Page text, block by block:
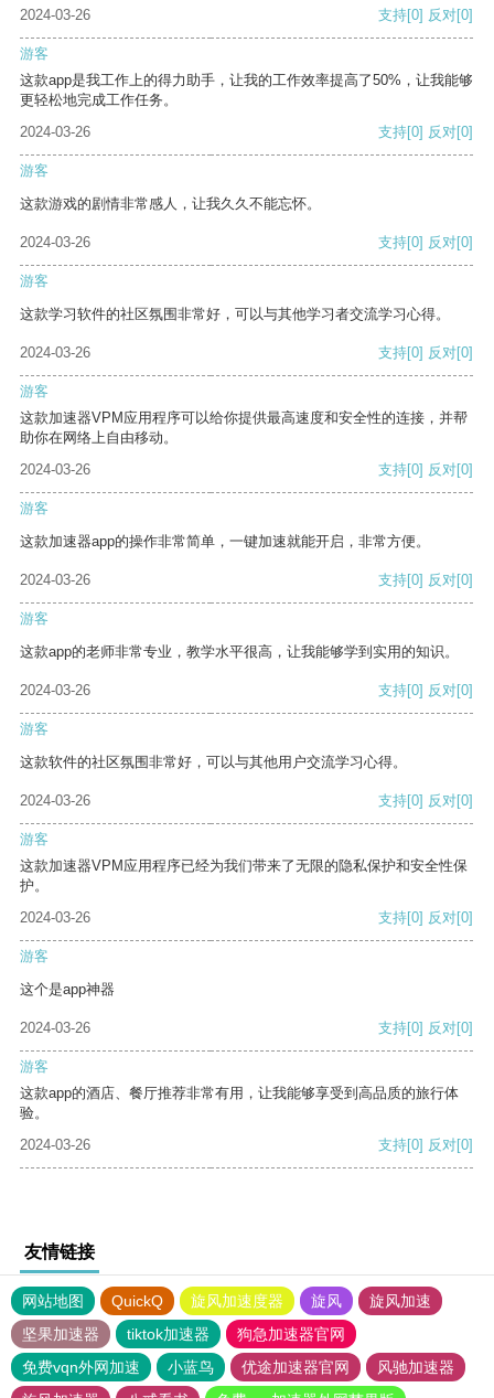
2024-03-26 支持[0] 反对[0]
游客
这款app是我工作上的得力助手，让我的工作效率提高了50%，让我能够
更轻松地完成工作任务。
2024-03-26
支持[0] 反对[0]
游客
这款游戏的剧情非常感人，让我久久不能忘怀。
2024-03-26 支持[0] 反对[0]
游客
这款学习软件的社区氛围非常好，可以与其他学习者交流学习心得。
2024-03-26 支持[0] 反对[0]
游客
这款加速器VPM应用程序可以给你提供最高速度和安全性的连接，并帮
助你在网络上自由移动。
2024-03-26
支持[0] 反对[0]
游客
这款加速器app的操作非常简单，一键加速就能开启，非常方便。
2024-03-26 支持[0] 反对[0]
游客
这款app的老师非常专业，教学水平很高，让我能够学到实用的知识。
2024-03-26 支持[0] 反对[0]
游客
这款软件的社区氛围非常好，可以与其他用户交流学习心得。
2024-03-26 支持[0] 反对[0]
游客
这款加速器VPM应用程序已经为我们带来了无限的隐私保护和安全性保
护。
2024-03-26
支持[0] 反对[0]
游客
这个是app神器
2024-03-26 支持[0] 反对[0]
游客
这款app的酒店、餐厅推荐非常有用，让我能够享受到高品质的旅行体
验。
2024-03-26
支持[0] 反对[0]
友情链接
网站地图 QuickQ 旋风加速度器 旋风
旋风加速
坚果加速器
tiktok加速器
狗急加速器官网
免费vqn外网加速
小蓝鸟 优途加速器官网
风驰加速器